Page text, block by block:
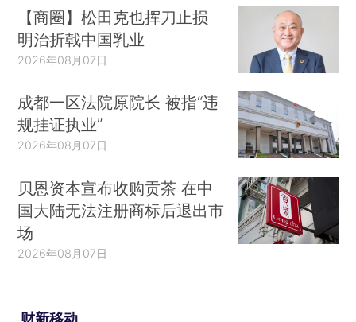
【商圈】松田克也挥刀止损
明治折戟中国乳业
2026年08月07日
成都一区法院原院长 被指“违
规挂证执业”
2026年08月07日
贝恩资本宣布收购贡茶 在中
国大陆无法注册商标后退出市
场
2026年08月07日
财新移动